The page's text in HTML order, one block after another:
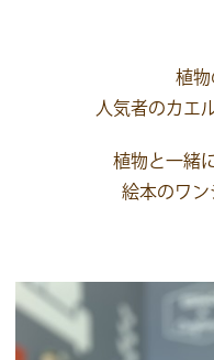
植物
人気者のカエ
植物と一緒
絵本のワン